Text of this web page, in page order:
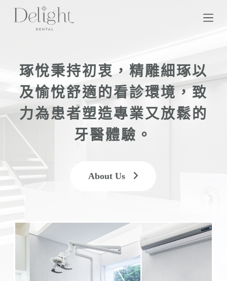
至
琢悅秉持初衷，精雕細琢以
及愉悅舒適的看診環境，致
力為患者塑造專業又放鬆的
牙醫體驗。
About Us